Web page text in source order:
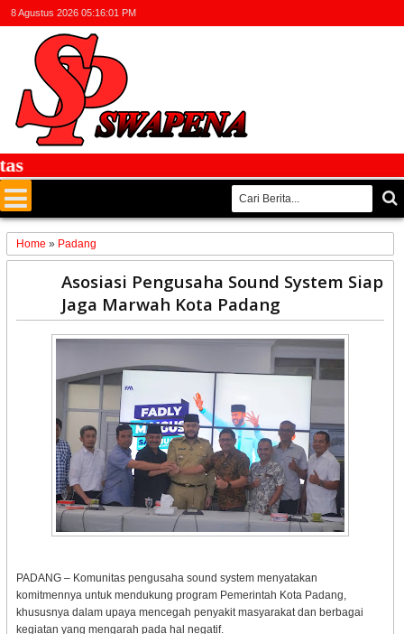
8 Agustus 2026 05:16:01 PM
Home » Padang
Asosiasi Pengusaha Sound System Siap
Jaga Marwah Kota Padang
PADANG – Komunitas pengusaha sound system menyatakan
komitmennya untuk mendukung program Pemerintah Kota Padang,
khususnya dalam upaya mencegah penyakit masyarakat dan berbagai
kegiatan yang mengarah pada hal negatif.